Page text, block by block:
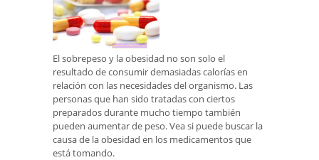
El sobrepeso y la obesidad no son solo el
resultado de consumir demasiadas calorías en
relación con las necesidades del organismo. Las
personas que han sido tratadas con ciertos
preparados durante mucho tiempo también
pueden aumentar de peso. Vea si puede buscar la
causa de la obesidad en los medicamentos que
está tomando.